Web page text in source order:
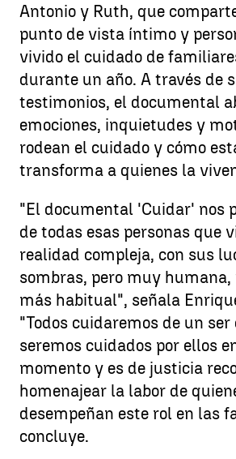
Antonio y Ruth, que
punto de vista íntimo y
vivido el cuidado de
durante un año. A través de
testimonios, el documental
emociones, inquietudes y
rodean el cuidado y cómo
transforma a quienes la
"El documental 'Cuidar' nos
de todas esas personas que
realidad compleja, con sus
sombras, pero muy humana,
más habitual", señala
"Todos cuidaremos de un ser
seremos cuidados por ellos
momento y es de justicia
homenajear la labor de
desempeñan este rol en las
concluye.